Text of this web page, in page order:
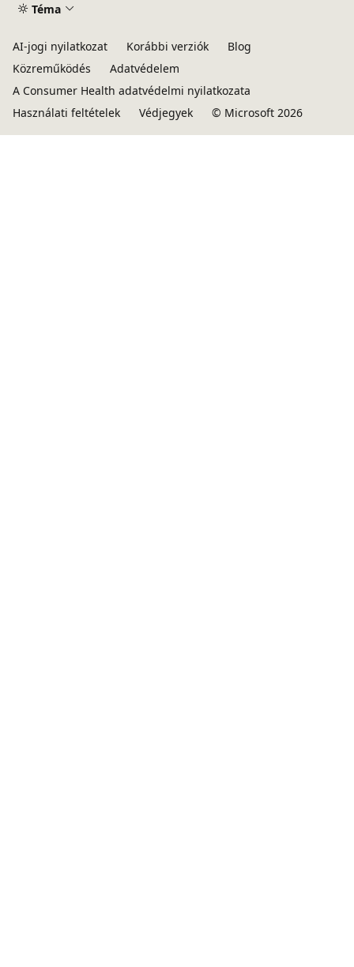
Téma
AI-jogi nyilatkozat Korábbi verziók
Blog
Közreműködés
Adatvédelem
A Consumer Health adatvédelmi nyilatkozata
Használati feltételek
Védjegyek © Microsoft 2026